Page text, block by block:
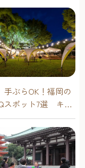
手ぶらOK！福岡の
スポット7選 キャ
海辺・公園で手軽